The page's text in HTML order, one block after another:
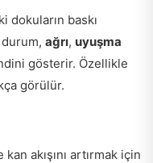
dokuların baskı
ağrı, uyuşma
gösterir. Özellikle
görülür.
akışını artırmak için